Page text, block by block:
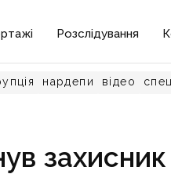
Розслідування
нардепи відео
захисник